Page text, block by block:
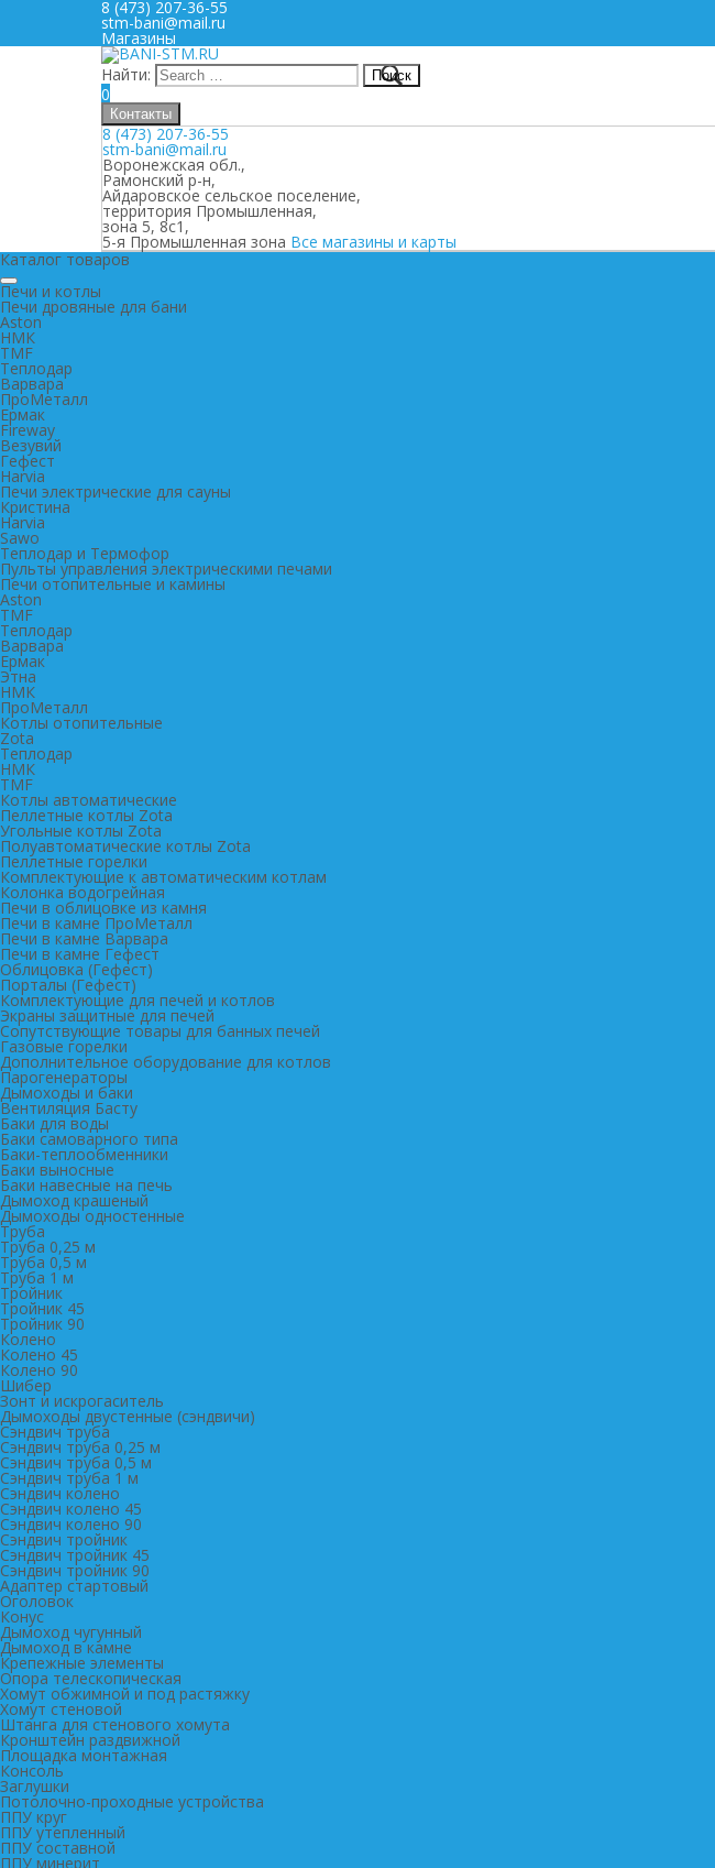
8 (473) 207-36-55
stm-bani@mail.ru
Магазины
Найти:
0
Контакты
8 (473) 207-36-55
stm-bani@mail.ru
Воронежская обл.,
Рамонский р-н,
Айдаровское сельское поселение,
территория Промышленная,
зона 5, 8с1,
5-я Промышленная зона Все магазины и карты
Каталог товаров
Печи и котлы
Печи дровяные для бани
Aston
НМК
TMF
Теплодар
Варвара
ПроМеталл
Ермак
Fireway
Везувий
Гефест
Harvia
Печи электрические для сауны
Кристина
Harvia
Sawo
Теплодар и Термофор
Пульты управления электрическими печами
Печи отопительные и камины
Aston
TMF
Теплодар
Варвара
Ермак
Этна
НМК
ПроМеталл
Котлы отопительные
Zota
Теплодар
НМК
TMF
Котлы автоматические
Пеллетные котлы Zota
Угольные котлы Zota
Полуавтоматические котлы Zota
Пеллетные горелки
Комплектующие к автоматическим котлам
Колонка водогрейная
Печи в облицовке из камня
Печи в камне ПроМеталл
Печи в камне Варвара
Печи в камне Гефест
Облицовка (Гефест)
Порталы (Гефест)
Комплектующие для печей и котлов
Экраны защитные для печей
Сопутствующие товары для банных печей
Газовые горелки
Дополнительное оборудование для котлов
Парогенераторы
Дымоходы и баки
Вентиляция Басту
Баки для воды
Баки самоварного типа
Баки-теплообменники
Баки выносные
Баки навесные на печь
Дымоход крашеный
Дымоходы одностенные
Труба
Труба 0,25 м
Труба 0,5 м
Труба 1 м
Тройник
Тройник 45
Тройник 90
Колено
Колено 45
Колено 90
Шибер
Зонт и искрогаситель
Дымоходы двустенные (сэндвичи)
Сэндвич труба
Сэндвич труба 0,25 м
Сэндвич труба 0,5 м
Сэндвич труба 1 м
Сэндвич колено
Сэндвич колено 45
Сэндвич колено 90
Сэндвич тройник
Сэндвич тройник 45
Сэндвич тройник 90
Адаптер стартовый
Оголовок
Конус
Дымоход чугунный
Дымоход в камне
Крепежные элементы
Опора телескопическая
Хомут обжимной и под растяжку
Хомут стеновой
Штанга для стенового хомута
Кронштейн раздвижной
Площадка монтажная
Консоль
Заглушки
Потолочно-проходные устройства
ППУ круг
ППУ утепленный
ППУ составной
ППУ минерит